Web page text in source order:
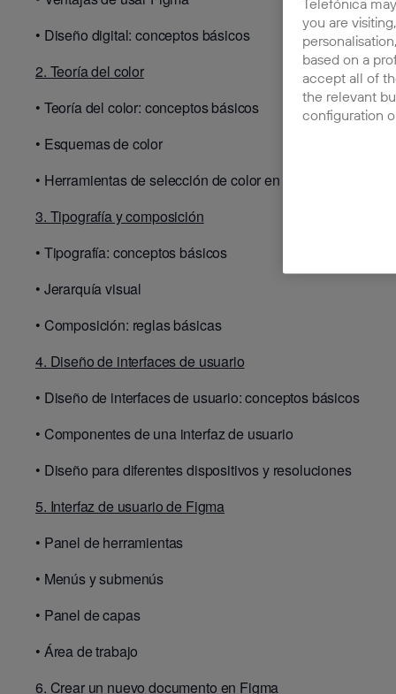
• Diseño digital: conceptos básicos
2. Teoría del color
• Teoría del color: conceptos básicos
• Esquemas de color
• Herramientas de selección de color en Figma
3. Tipografía y composición
• Tipografía: conceptos básicos
• Jerarquía visual
• Composición: reglas básicas
4. Diseño de interfaces de usuario
• Diseño de interfaces de usuario: conceptos básicos
• Componentes de una interfaz de usuario
• Diseño para diferentes dispositivos y resoluciones
5. Interfaz de usuario de Figma
• Panel de herramientas
• Menús y submenús
• Panel de capas
• Área de trabajo
6. Crear un nuevo documento en Figma
Telefónica
you are
based on a
accept all of
the relevant
configuration